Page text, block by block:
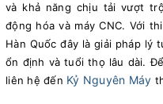
và khả năng chịu tải vượt
động hóa và máy CNC. Với
Hàn Quốc đây là giải pháp lý
ổn định và tuổi thọ lâu dài.
liên hệ đến Kỷ Nguyên Máy